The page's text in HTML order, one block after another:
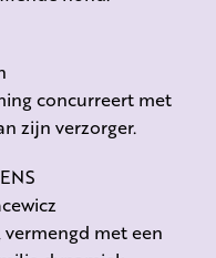
concurreert met
zijn verzorger.
met een